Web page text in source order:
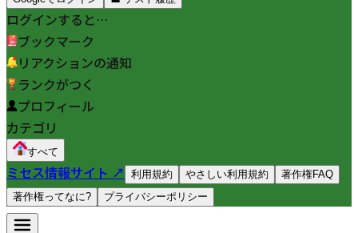
ログインすると…
ブックマーク
リアクションの通知
ランクがつく
プロフィール
カテゴリ
すべて
ミセス情報サイト ↗ 利用規約 やさしい利用規約
著作権FAQ
著作権ってなに?
プライバシーポリシー